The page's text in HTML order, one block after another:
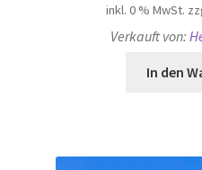
inkl. 0 % MwSt.
Verkauft von:
In den